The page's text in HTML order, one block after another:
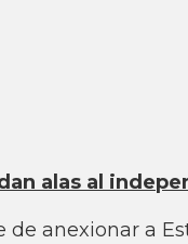
alas al
de anexionar a